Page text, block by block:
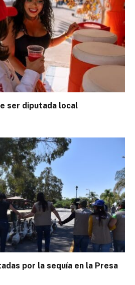
ser diputada local
por la sequía en la Presa